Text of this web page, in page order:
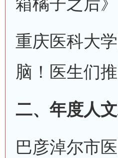
重庆医科大
脑！医生们
二、年度人
巴彦淖尔市